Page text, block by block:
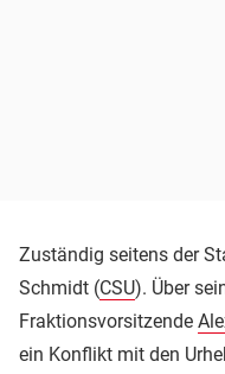
Zuständig seitens der
Schmidt (CSU). Über
Fraktionsvorsitzende
ein Konflikt mit den